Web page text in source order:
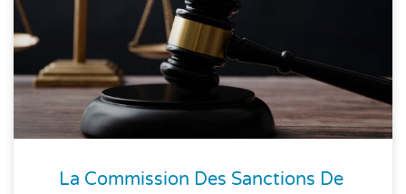
La Commission Des Sanctions De